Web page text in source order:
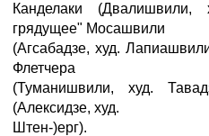
Канделаки
грядущее" Мосашвили
(Агсабадзе, худ.
Флетчера
(Туманишвили, худ.
(Алексидзе, худ.
Штен-)ерг).